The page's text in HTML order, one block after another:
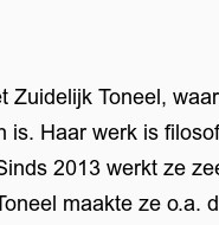
Toneel,
Haar werk is
2013 werkt ze
maakte ze o.a.